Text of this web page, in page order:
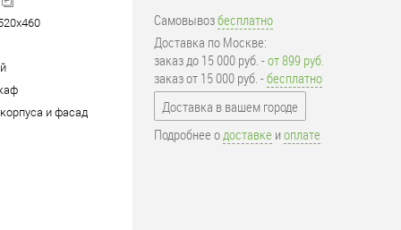
и фасад
Самовывозбесплатно
Доставка по Москве:
заказ до 15 000 руб. -от 899 руб.
заказ от 15 000 руб. -бесплатно
Доставка в вашем городе
Подробнее одоставке и оплате